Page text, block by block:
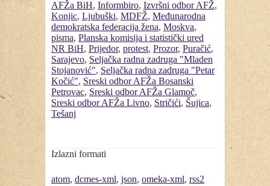
AFŽa BiH, Informbiro, Izvršni odbor AFŽ,
Konjic, Ljubuški, MDFŽ, Međunarodna
demokratska federacija žena, Moskva,
pisma, Planska komisija i statistički ured
NR BiH, Prijedor, protest, Prozor, Puračić,
Sarajevo, Seljačka radna zadruga "Mladen
Stojanović", Seljačka radna zadruga "Petar
Kočić", Sreski odbor AFŽa Bosanski
Petrovac, Sreski odbor AFŽa Glamoč,
Sreski odbor AFŽa Livno, Stričići, Šujica,
Tešanj
Izlazni formati
atom, dcmes-xml, json, omeka-xml, rss2